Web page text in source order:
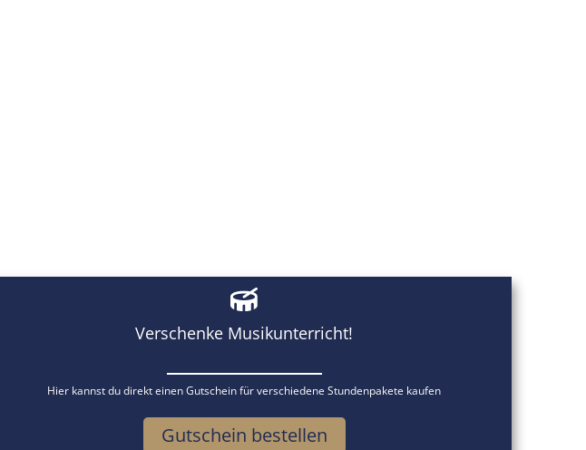
Verschenke Musikunterricht!
Hier kannst du direkt einen Gutschein für verschiedene Stundenpakete kaufen
Gutschein bestellen